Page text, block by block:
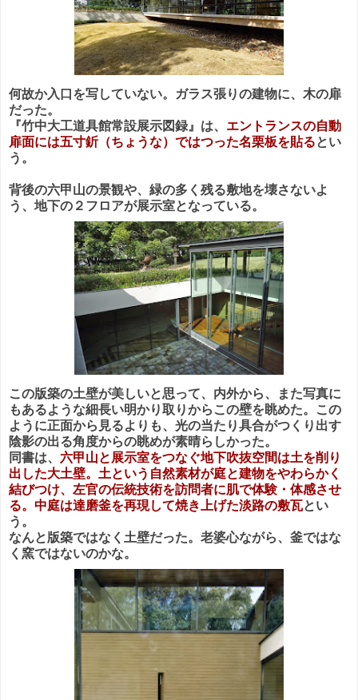
何故か入口を写していない。ガラス張りの建物に、木の扉
だった。
『竹中大工道具館常設展示図録』は、 エントランスの自動
扉面には五寸釿（ちょうな）ではつった名栗板を貼るとい
う。
背後の六甲山の景観や、緑の多く残る敷地を壊さないよ
う、地下の２フロアが展示室となっている。
この版築の土壁が美しいと思って、内外から、また写真に
もあるような細長い明かり取りからこの壁を眺めた。この
ように正面から見るよりも、光の当たり具合がつくり出す
陰影の出る角度からの眺めが素晴らしかった。
同書は、 六甲山と展示室をつなぐ地下吹抜空間は土を削り
出した大土壁。土という自然素材が庭と建物をやわらかく
結びつけ、左官の伝統技術を訪問者に肌で体験・体感させ
る。中庭は達磨釜を再現して焼き上げた淡路の敷瓦とい
う。
なんと版築ではなく土壁だった。老婆心ながら、釜ではな
く窯ではないのかな。